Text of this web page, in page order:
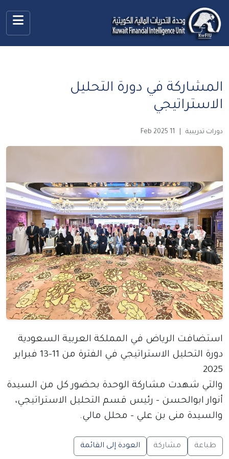
المشاركة في دورة التحليل
الاستراتيجي
دورات تدريبية 11 Feb 2025
استضافت الرياض في المملكة العربية السعودية
دورة التحليل الاستراتيجي في الفترة من 11-13 فبراير
2025
والتي شهدت مشاركة الوحدة بحضور كل من السيدة
أنوار ابوالحسن - رئيس قسم التحليل الاستراتيجي،
والسيدة منى بن علي – محلل مالي.
طباعة مشاركة العودة إلى القائمة